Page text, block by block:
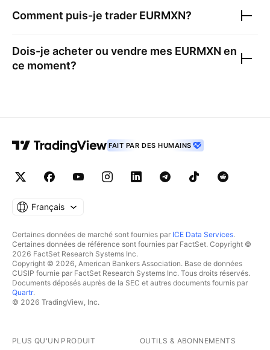
Comment puis-je trader EURMXN?
Dois-je acheter ou vendre mes EURMXN en
ce moment?
FAIT PAR DES HUMAINS
Français
Certaines données de marché sont fournies par ICE Data Services.
Certaines données de référence sont fournies par FactSet. Copyright ©
2026 FactSet Research Systems Inc.
Copyright © 2026, American Bankers Association. Base de données
CUSIP fournie par FactSet Research Systems Inc. Tous droits réservés.
Documents déposés auprès de la SEC et autres documents fournis par
Quartr.
© 2026 TradingView, Inc.
PLUS QU'UN PRODUIT OUTILS & ABONNEMENTS